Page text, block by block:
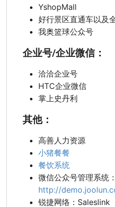
YshopMall
好行景区直通车以及
我奥篮球公众号
企业号/企业微信：
洽洽企业号
HTC企业微信
掌上史丹利
其他：
高善人力资源
小猪餐餐
餐饮系统
微信公众号管理系统：
http://
锐捷网络：Saleslink